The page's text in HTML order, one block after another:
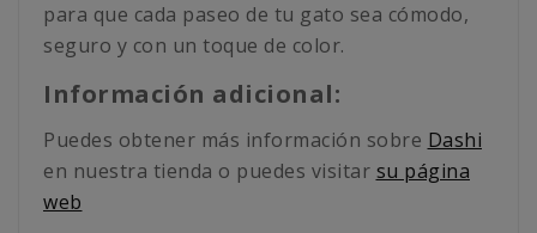
para que cada paseo de tu gato sea cómodo,
seguro y con un toque de color.
Información adicional:
Puedes obtener más información sobre Dashi
en nuestra tienda o puedes visitar su página
web